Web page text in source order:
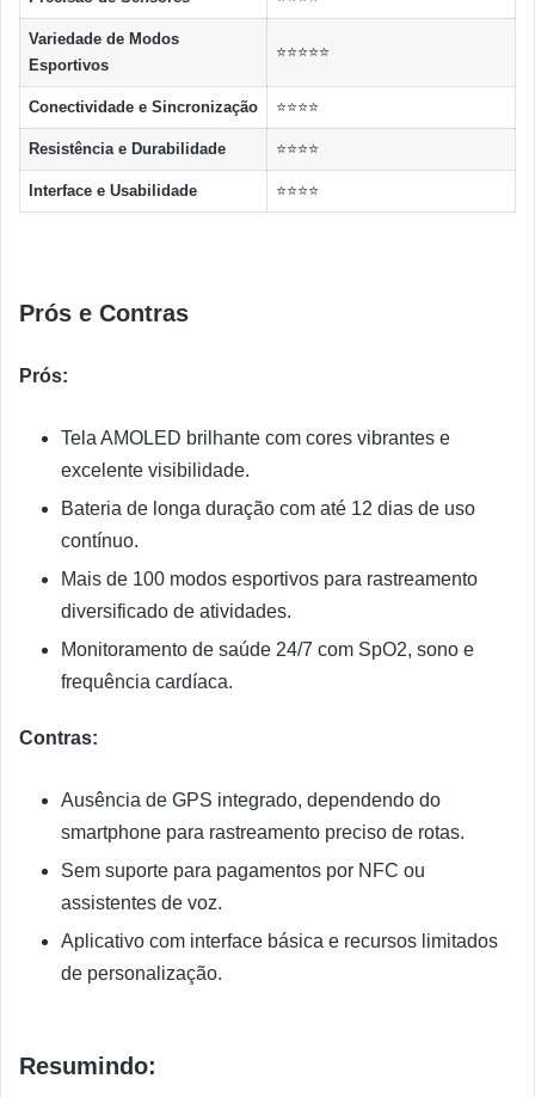
Variedade de Modos
Esportivos
⭐⭐⭐⭐⭐
Conectividade e Sincronização ⭐⭐⭐⭐
Resistência e Durabilidade ⭐⭐⭐⭐
Interface e Usabilidade ⭐⭐⭐⭐
Prós e Contras
Prós:
Tela AMOLED brilhante com cores vibrantes e
excelente visibilidade.
Bateria de longa duração com até 12 dias de uso
contínuo.
Mais de 100 modos esportivos para rastreamento
diversificado de atividades.
Monitoramento de saúde 24/7 com SpO2, sono e
frequência cardíaca.
Contras:
Ausência de GPS integrado, dependendo do
smartphone para rastreamento preciso de rotas.
Sem suporte para pagamentos por NFC ou
assistentes de voz.
Aplicativo com interface básica e recursos limitados
de personalização.
Resumindo: